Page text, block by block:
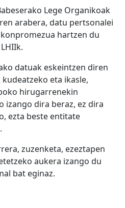
Lege Organikoak
arabera, datu pertsonalei
hartzen du
datuak eskeintzen diren
eta ikasle,
hirugarrenekin
izango dira beraz, ez dira
ezta beste entitate
zuzenketa, ezeztapen
aukera izango du
bat eginaz.